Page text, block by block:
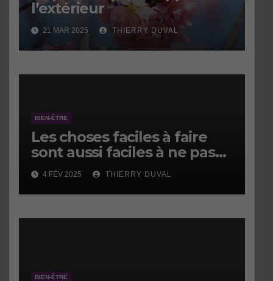
l’extérieur
21 MAR 2025 THIERRY DUVAL
BIEN-ÊTRE
Les choses faciles à faire
sont aussi faciles à ne pas
faire.
4 FÉV 2025 THIERRY DUVAL
BIEN-ÊTRE